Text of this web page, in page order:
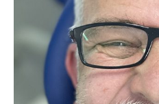
su alloggio e
paziente percepisce
controllo. Ed è proprio
turismo dentale una
per chi inizialmente